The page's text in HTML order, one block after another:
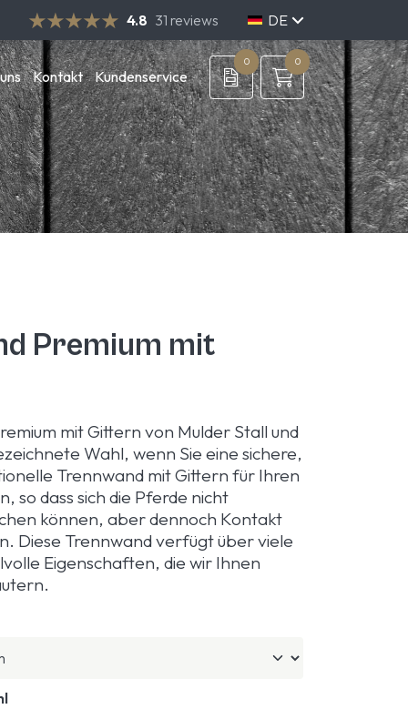
4.8 31 reviews
DE
NL
EN
Kontakt Kundenservice
0 0
Premium mit
mit Gittern von Mulder Stall und
Wahl, wenn Sie eine sichere,
Trennwand mit Gittern für Ihren
so dass sich die Pferde nicht
können, aber dennoch Kontakt
Diese Trennwand verfügt über viele
Eigenschaften, die wir Ihnen